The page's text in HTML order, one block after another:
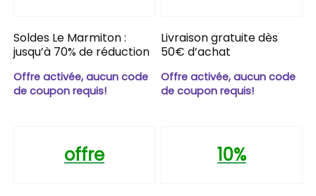
Soldes Le Marmiton :
jusqu’à 70% de réduction
Offre activée, aucun code
de coupon requis!
Livraison gratuite dès
50€ d’achat
Offre activée, aucun code
de coupon requis!
offre 10%